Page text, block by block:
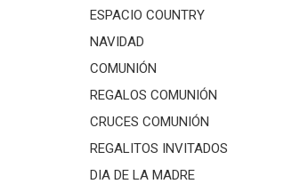
ESPACIO COUNTRY
NAVIDAD
COMUNIÓN
REGALOS COMUNIÓN
CRUCES COMUNIÓN
REGALITOS INVITADOS
DIA DE LA MADRE